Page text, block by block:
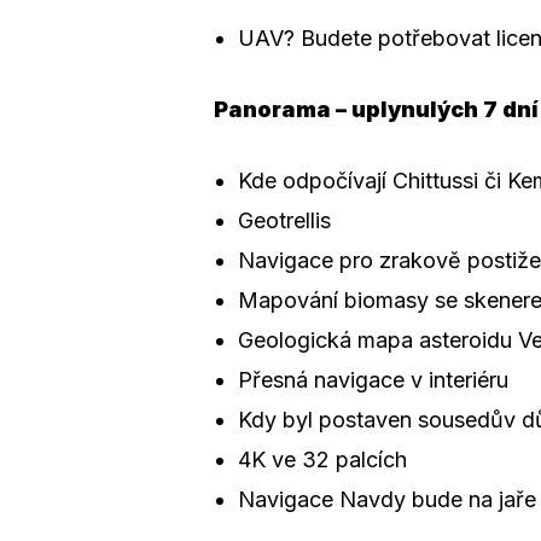
UAV? Budete potřebovat
Panorama – uplynulých 7 dní
Kde odpočívají Chittussi či
Geotrellis
Navigace pro zrakově
Mapování biomasy se
Geologická mapa asteroidu
Přesná navigace v interiéru
Kdy byl postaven sousedův
4K ve 32 palcích
Navigace Navdy bude na jaře